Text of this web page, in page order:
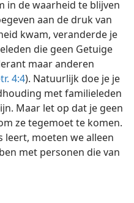
in de waarheid te blijven
aan de druk van
kwam, veranderde je
die geen Getuige
maar anderen
4:4). Natuurlijk doe je je
met familieleden
Maar let op dat je geen
ze tegemoet te komen.
leert, moeten we alleen
met personen die van